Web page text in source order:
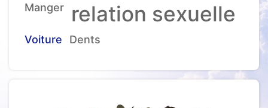
Manger relation sexuelle
Voiture Dents